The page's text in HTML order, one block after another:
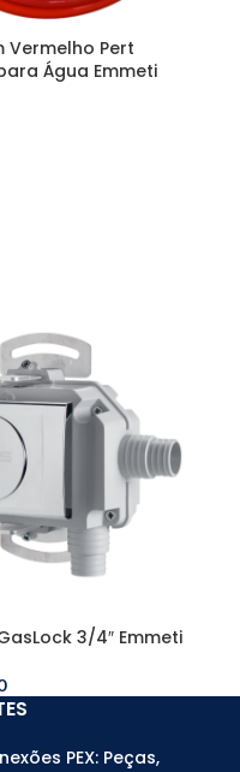
Vermelho Pert
Água Emmeti
3/4″ Emmeti
PEX: Peças,